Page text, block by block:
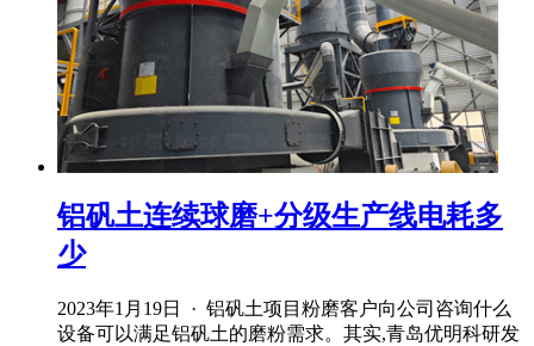
铝矾土连续球磨+分级生产线电耗多
少
2023年1月19日 · 铝矾土项目粉磨客户向公司咨询什么
设备可以满足铝矾土的磨粉需求。其实,青岛优明科研发